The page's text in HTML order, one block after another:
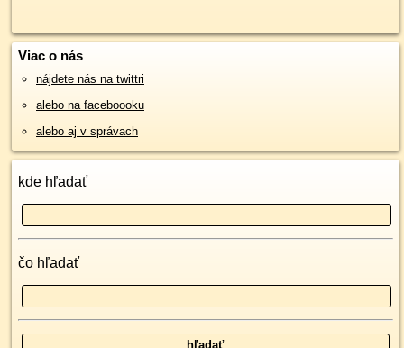
Viac o nás
nájdete nás na twittri
alebo na faceboooku
alebo aj v správach
kde hľadať
čo hľadať